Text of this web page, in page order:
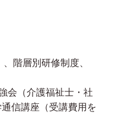
階層別研修制度、
会（介護福祉士・社
信講座（受講費用を